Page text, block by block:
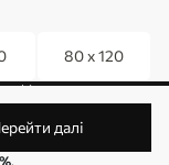
80 x 120
далі
.
Власник: